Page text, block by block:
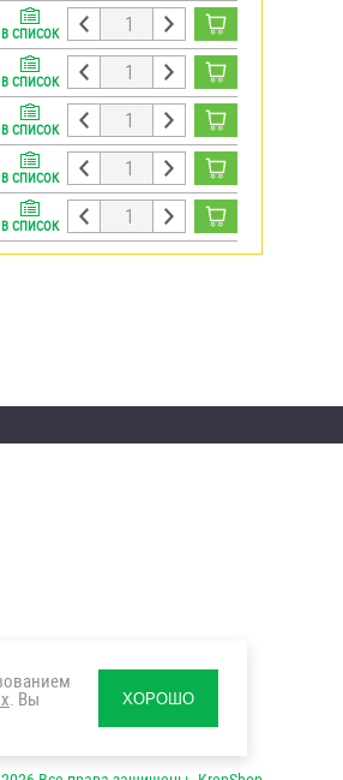
В СПИСОК
В СПИСОК
В СПИСОК
В СПИСОК
В СПИСОК
. Вы ХОРОШО